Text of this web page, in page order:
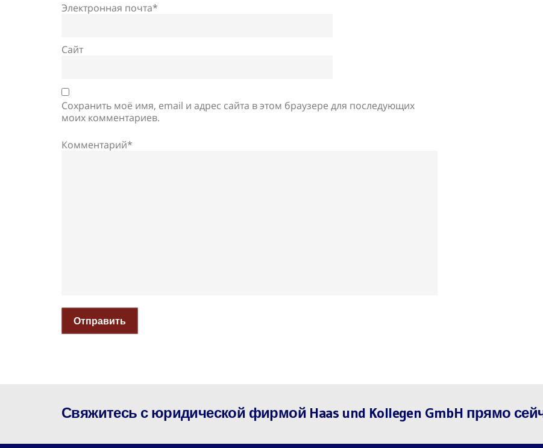
Электронная почта*
Сайт
Сохранить моё имя, email и адрес сайта в этом браузере для последующих
моих комментариев.
Комментарий*
Отправить
Свяжитесь с юридической фирмой Haas und Kollegen GmbH прямо